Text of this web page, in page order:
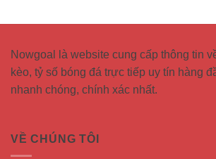
Nowgoal
là website cung cấp thông tin
kèo, tỷ số bóng đá trực tiếp uy tín hàng
nhanh chóng, chính xác nhất.
VỀ CHÚNG TÔI